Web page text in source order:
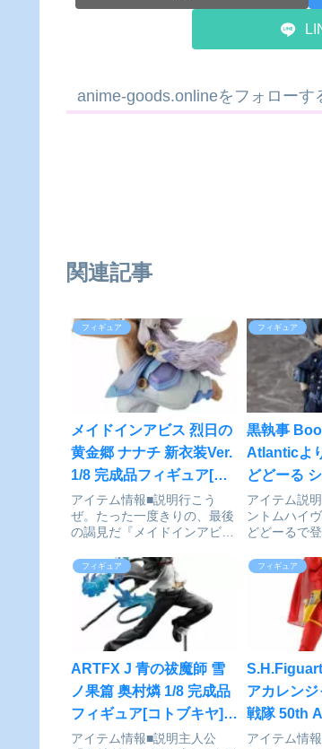
anime-goods.onlineをフォローす
関連記事
フィギュア
メイドインアビス 烈日の
黄金郷 ナナチ 新衣装Ver.
1/8 完成品フィギュア[グ
ッドスマイルカンパニー]
が予約受付中
アイテム情報■説明行こう
ぜ。たった一度きりの、最後
の謁見だ『メイドインアビス
の「ナナチ」がスケールフィ
ギュアになって登場です！元
気いっぱいの「ナナチ」を躍
動感あふれるこだわりの造形
で再現しています。是非お手
元でご...
フィギュア
黒執事
Atlanticよ
どどーる
トムハイヴ
アイテム説
ントムハイ
どどーるで
主人公「シ
ハイヴ」が
る化！ねん
は、頭部サ
ど、体のサ
フィギュア
ARTFX J 青の祓魔師 雪
ノ果篇 奥村燐 1/8 完成品
フィギュア[コトブキヤ]が
予約受付開始
アイテム情報■説明主人公
フィギュア
アカレン
戦隊 50th
Ver.(初回
アイテム情